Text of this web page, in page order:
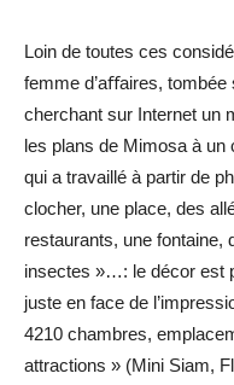
Loin de toutes ces
femme d’aﬀaires,
cherchant sur Internet un
les plans de Mimosa à un
qui a travaillé à partir de
clocher, une place, des
restaurants, une fontaine,
insectes »…: le décor est
juste en face de
4210 chambres,
attractions » (Mini Siam,